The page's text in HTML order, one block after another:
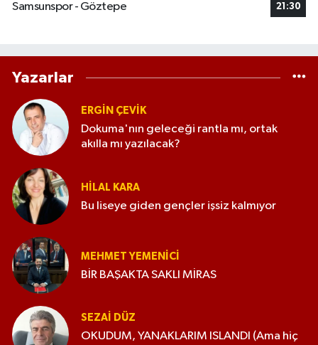
Samsunspor - Göztepe
21:30
Yazarlar
ERGIN ÇEVİK
Dokuma'nın geleceği rantla mı, ortak
akılla mı yazılacak?
HILAL KARA
Bu liseye giden gençler işsiz kalmıyor
MEHMET YEMENICI
BİR BAŞAKTA SAKLI MİRAS
SEZAI DÜZ
OKUDUM, YANAKLARIM ISLANDI (Ama hiç